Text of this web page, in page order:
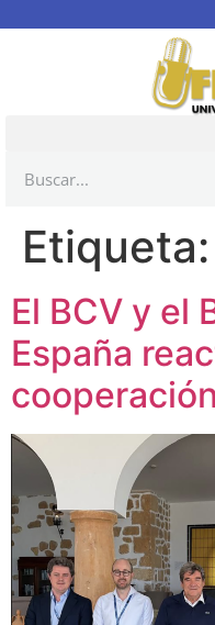
Etiqueta:
El BCV y el
España